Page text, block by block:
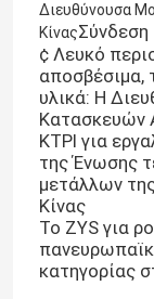
Βίντεο
Σχετικά με
Επισκέψεις
Έλεγχος
Διευθύνουσα
ΚίναςΣύνδεση
¢ Λευκό
αποσβέσιμα,
υλικά: Η
Κατασκευών
ΚΤΡΙ για
της Ένωσης
μετάλλων
Κίνας
Το ZYS για
κατηγορίας